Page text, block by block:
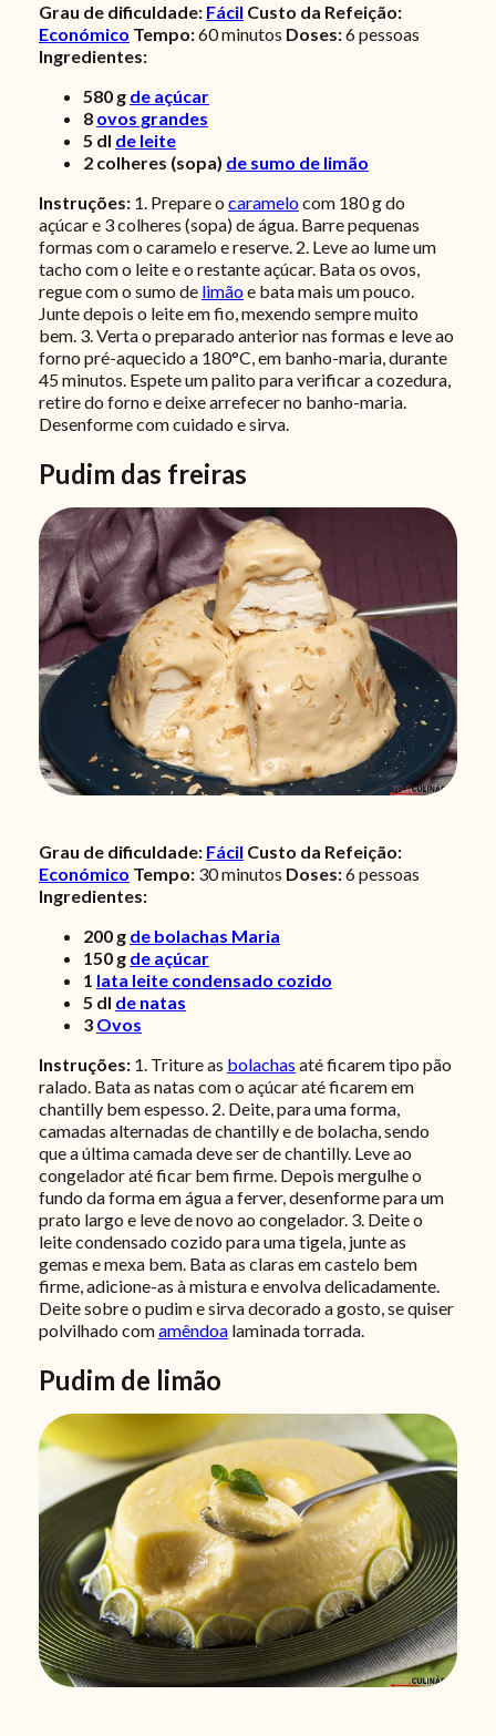
Grau de dificuldade: Fácil Custo da Refeição:
Económico Tempo:60 minutos Doses:6 pessoas
Ingredientes:
580 g de açúcar
8 ovos grandes
5 dl de leite
2 colheres (sopa) de sumo de limão
Instruções: 1. Prepare o caramelocom 180 g do
açúcar e 3 colheres (sopa) de água. Barre pequenas
formas com o caramelo e reserve. 2. Leve ao lume um
tacho com o leite e o restante açúcar. Bata os ovos,
regue com o sumo de limãoe bata mais um pouco.
Junte depois o leite em fio, mexendo sempre muito
bem. 3. Verta o preparado anterior nas formas e leve ao
forno pré-aquecido a 180°C, em banho-maria, durante
45 minutos. Espete um palito para verificar a cozedura,
retire do forno e deixe arrefecer no banho-maria.
Desenforme com cuidado e sirva.
Pudim das freiras
Grau de dificuldade: Fácil Custo da Refeição:
Económico Tempo: 30 minutos Doses:6 pessoas
Ingredientes:
200 g de bolachas Maria
150 g de açúcar
1 lata leite condensado cozido
5 dl de natas
3 Ovos
Instruções: 1. Triture as bolachas até ficarem tipo pão
ralado. Bata as natas com o açúcar até ficarem em
chantilly bem espesso. 2. Deite, para uma forma,
camadas alternadas de chantilly e de bolacha, sendo
que a última camada deve ser de chantilly. Leve ao
congelador até ficar bem firme. Depois mergulhe o
fundo da forma em água a ferver, desenforme para um
prato largo e leve de novo ao congelador. 3. Deite o
leite condensado cozido para uma tigela, junte as
gemas e mexa bem. Bata as claras em castelo bem
firme, adicione-as à mistura e envolva delicadamente.
Deite sobre o pudim e sirva decorado a gosto, se quiser
polvilhado comamêndoa laminada torrada.
Pudim de limão